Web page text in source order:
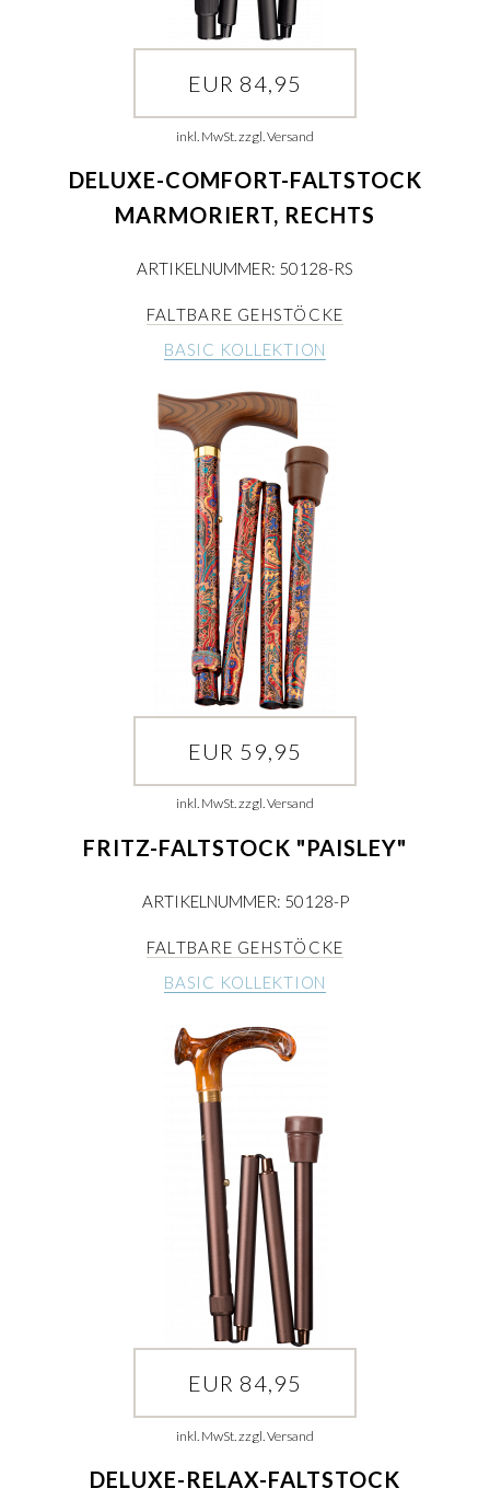
EUR 84,95
inkl. MwSt. zzgl. Versand
DELUXE-COMFORT-FALTSTOCK
MARMORIERT, RECHTS
ARTIKELNUMMER: 50128-RS
FALTBARE GEHSTÖCKE
BASIC KOLLEKTION
EUR 59,95
inkl. MwSt. zzgl. Versand
FRITZ-FALTSTOCK "PAISLEY"
ARTIKELNUMMER: 50128-P
FALTBARE GEHSTÖCKE
BASIC KOLLEKTION
EUR 84,95
inkl. MwSt. zzgl. Versand
DELUXE-RELAX-FALTSTOCK